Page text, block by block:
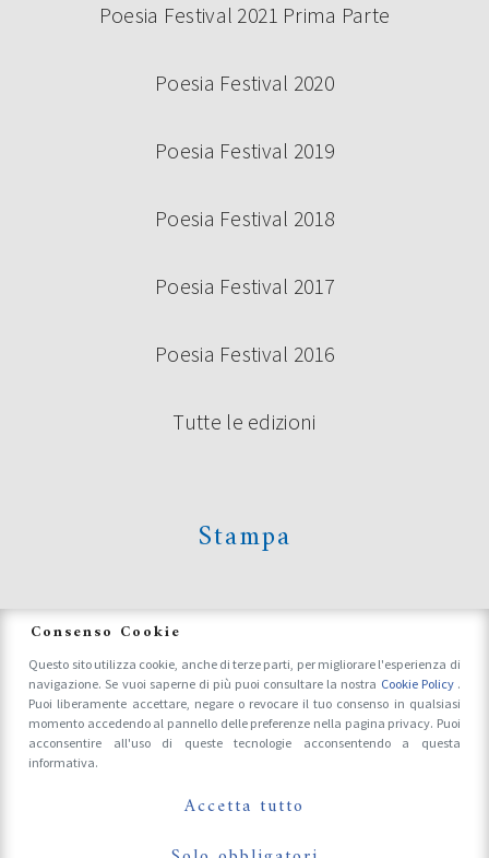
Poesia Festival 2021 Prima Parte
Poesia Festival 2020
Poesia Festival 2019
Poesia Festival 2018
Poesia Festival 2017
Poesia Festival 2016
Tutte le edizioni
Stampa
Accrediti Stampa e Fotografi
Follow Us On
Consenso Cookie
Questo sito utilizza cookie, anche di terze parti, per migliorare l'esperienza di
navigazione. Se vuoi saperne di più puoi consultare la nostra Cookie Policy .
Puoi liberamente accettare, negare o revocare il tuo consenso in qualsiasi
momento accedendo al pannello delle preferenze nella pagina privacy. Puoi
acconsentire all'uso di queste tecnologie acconsentendo a questa
informativa.
Accetta tutto